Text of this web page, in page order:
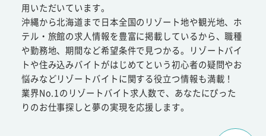
用いただいています。
沖縄から北海道まで日本全国のリゾート地や観光地、ホ
テル・旅館の求人情報を豊富に掲載しているから、職種
や勤務地、期間など希望条件で見つかる。リゾートバイ
トや住み込みバイトがはじめてという初心者の疑問やお
悩みなどリゾートバイトに関する役立つ情報も満載！
業界No.1のリゾートバイト求人数で、あなたにぴった
りのお仕事探しと夢の実現を応援します。